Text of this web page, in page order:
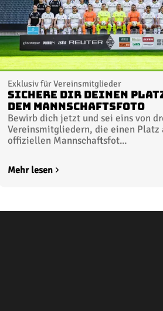
Exklusiv für Vereinsmitglieder
Sichere dir deinen
dem Mannschaftsfoto
Bewirb dich jetzt und sei eins von
Vereinsmitgliedern, die einen Platz
offiziellen Mannschaftsfot...
Mehr lesen